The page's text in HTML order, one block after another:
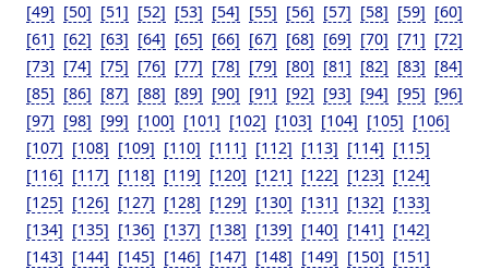
[49] [50] [51] [52] [53] [54] [55] [56] [57] [58] [59] [60]
[61] [62] [63] [64] [65] [66] [67] [68] [69] [70] [71] [72]
[73] [74] [75] [76] [77] [78] [79] [80] [81] [82] [83] [84]
[85] [86] [87] [88] [89] [90] [91] [92] [93] [94] [95] [96]
[97] [98] [99] [100] [101] [102] [103] [104] [105] [106]
[107] [108] [109] [110] [111] [112] [113] [114] [115]
[116] [117] [118] [119] [120] [121] [122] [123] [124]
[125] [126] [127] [128] [129] [130] [131] [132] [133]
[134] [135] [136] [137] [138] [139] [140] [141] [142]
[143] [144] [145] [146] [147] [148] [149] [150] [151]